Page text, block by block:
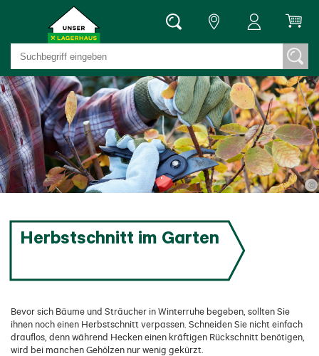
©
Herbstschnitt im Garten
Bevor sich Bäume und Sträucher in Winterruhe begeben, sollten Sie
ihnen noch einen Herbstschnitt verpassen. Schneiden Sie nicht einfach
drauflos, denn während Hecken einen kräftigen Rückschnitt benötigen,
wird bei manchen Gehölzen nur wenig gekürzt.